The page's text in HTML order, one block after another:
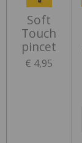
Soft
Touch
pincet
€ 4,95